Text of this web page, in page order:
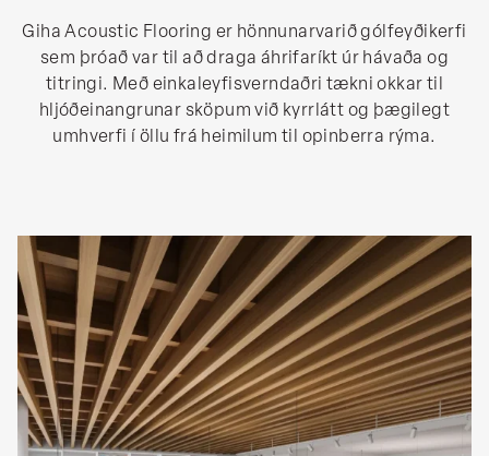
Hafðu samband við okkur
Giha Acoustic Flooring er hönnunarvarið gólfeyðikerfi
sem þróað var til að draga áhrifaríkt úr hávaða og
titringi. Með einkaleyfisverndaðri tækni okkar til
hljóðeinangrunar sköpum við kyrrlátt og þægilegt
umhverfi í öllu frá heimilum til opinberra rýma.